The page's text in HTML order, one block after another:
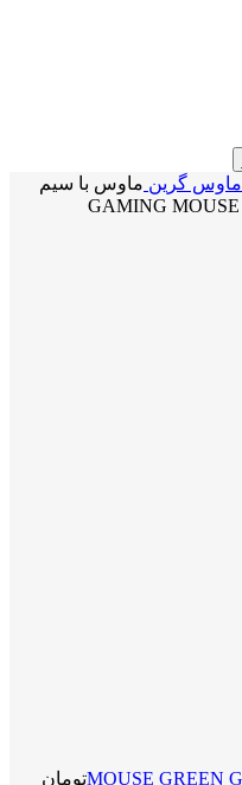
ماوس گرین ماوس با سیم
تومان